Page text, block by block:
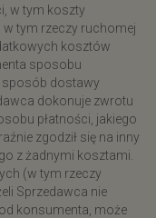
w tym koszty
tym rzeczy ruchomej
kosztów
sposobu
sposób dostawy
dokonuje zwrotu
płatności, jakiego
zgodził się na inny
z żadnymi kosztami.
(w tym rzeczy
Sprzedawca nie
konsumenta, może